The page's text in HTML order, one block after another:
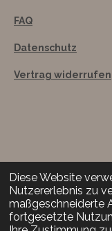
Diese Website
Nutzererlebnis zu
maßgeschneiderte
fortgesetzte
FAQ
Datenschutz
Vertrag widerrufen
Vertrag widerrufen
© 2022 kiliankeramik